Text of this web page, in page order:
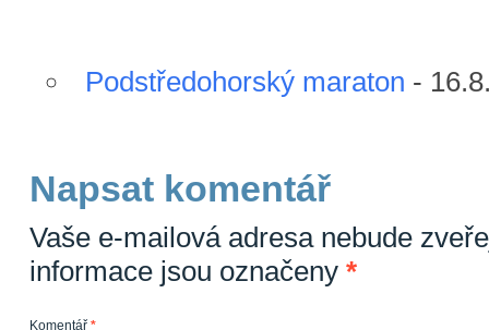
Podstředohorský maraton -
Napsat komentář
Vaše e-mailová adresa nebude
informace jsou označeny *
Komentář *